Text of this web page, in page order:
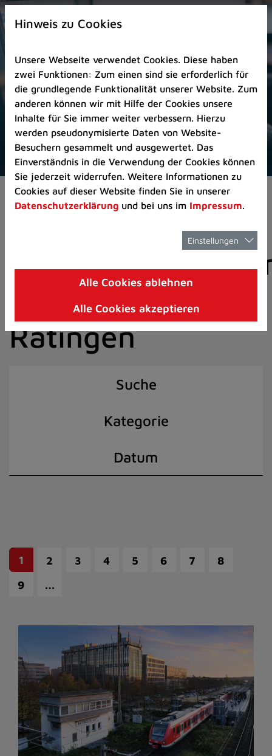
Zur
Startseite
Zum
Seitenanfang
springen
(Schnelltaste
A)
Zur
Navigation/Menü
springen
(Schnelltaste
M)
Zur
8)
I)
Aktuelles Pressemitteilungen
der Stadt
Ratingen
Suche
Kategorie
Datum
1 2 3 4 5 6 7
8
9
…
Hinweis zu Cookies
Unsere Webseite verwendet Cookies. Diese haben
zwei Funktionen: Zum einen sind sie erforderlich für
die grundlegende Funktionalität unserer Website. Zum
anderen können wir mit Hilfe der Cookies unsere
Inhalte für Sie immer weiter verbessern. Hierzu
werden pseudonymisierte Daten von Website-
Besuchern gesammelt und ausgewertet. Das
Einverständnis in die Verwendung der Cookies können
Sie jederzeit widerrufen. Weitere Informationen zu
Cookies auf dieser Website finden Sie in unserer
Datenschutzerklärung und bei uns im Impressum.
Einstellungen
Alle Cookies ablehnen
Alle Cookies akzeptieren